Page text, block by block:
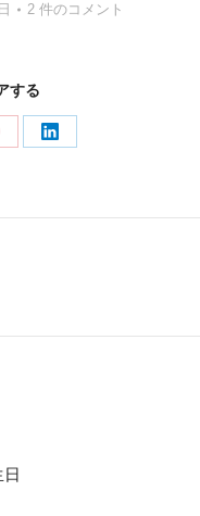
2 件のコメント
する
Share